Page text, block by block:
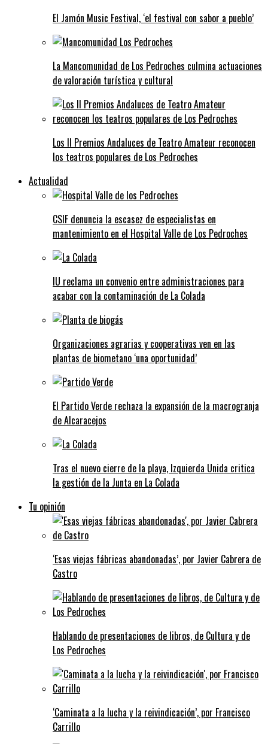
El Jamón Music Festival, ‘el festival con sabor a pueblo’
La Mancomunidad de Los Pedroches culmina actuaciones
de valoración turística y cultural
Los II Premios Andaluces de Teatro Amateur reconocen
los teatros populares de Los Pedroches
Actualidad
CSIF denuncia la escasez de especialistas en
mantenimiento en el Hospital Valle de Los Pedroches
IU reclama un convenio entre administraciones para
acabar con la contaminación de La Colada
Organizaciones agrarias y cooperativas ven en las
plantas de biometano ‘una oportunidad’
El Partido Verde rechaza la expansión de la macrogranja
de Alcaracejos
Tras el nuevo cierre de la playa, Izquierda Unida critica
la gestión de la Junta en La Colada
Tu opinión
‘Esas viejas fábricas abandonadas’, por Javier Cabrera de
Castro
Hablando de presentaciones de libros, de Cultura y de
Los Pedroches
‘Caminata a la lucha y la reivindicación’, por Francisco
Carrillo